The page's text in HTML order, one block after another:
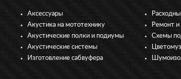
Аксессуары
Акустика на мототехнику
Акустические полки и подиумы
Акустические системы
Изготовление сабвуфера
Ремонт и
Схемы